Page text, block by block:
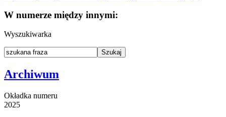
W numerze między innymi:
Wyszukiwarka
Archiwum
Okładka numeru
2025